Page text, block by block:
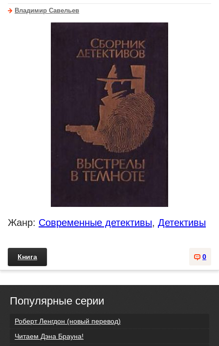
Владимир Савельев
Жанр: Современные детективы, Детективы
0
Книга
Популярные серии
Роберт Ленгдон (новый перевод)
Читаем Дэна Брауна!